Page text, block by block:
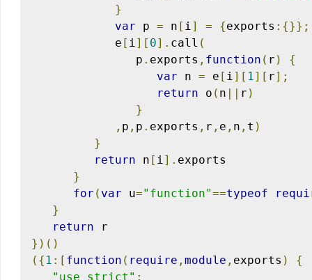
}
var p = n [ i] = {exports :{}};
            e
[ i][ 0]. call (
               p
. exports , function ( r )
{
var n = e [ i][ 1][ r];
return o ( n || r )
}
, p , p . exports , r , e , n , t )
}
return n [ i]. exports
}
for ( var u="function"==typeof
}
return
})()
({ 1 :[ function ( require , module , exports )
{
"use strict" ;